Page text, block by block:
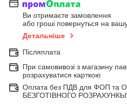
Ви отримаєте замовлення
або гроші повернуться на
Детальніше
Післяплата
При самовивозі з магазину
розрахуватися карткою
Оплата без ПДВ для ФОП та
БЕЗГОТІВНОГО